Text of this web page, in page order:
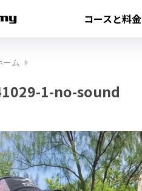
コースと料金
ーム
1-no-sound